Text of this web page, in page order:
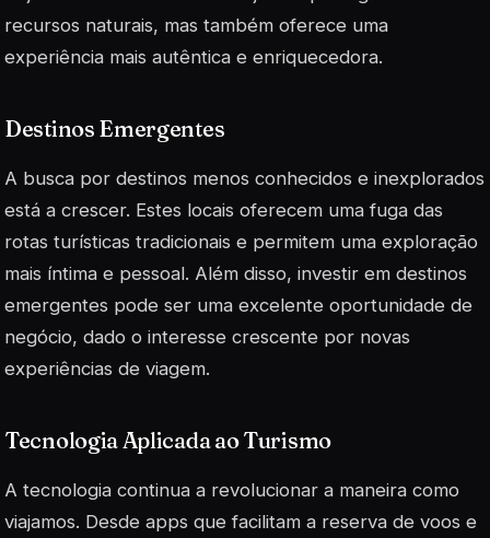
recursos naturais, mas também oferece uma
experiência mais autêntica e enriquecedora.
Destinos Emergentes
A busca por destinos menos conhecidos e inexplorados
está a crescer. Estes locais oferecem uma fuga das
rotas turísticas tradicionais e permitem uma exploração
mais íntima e pessoal. Além disso, investir em destinos
emergentes pode ser uma excelente oportunidade de
negócio, dado o interesse crescente por novas
experiências de viagem.
Tecnologia Aplicada ao Turismo
A tecnologia continua a revolucionar a maneira como
viajamos. Desde apps que facilitam a reserva de voos e